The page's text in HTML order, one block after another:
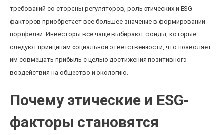
требований со стороны регуляторов, роль этических и ESG-
факторов приобретает все большее значение в формировании
портфелей. Инвесторы все чаще выбирают фонды, которые
следуют принципам социальной ответственности, что позволяет
им совмещать прибыль с целью достижения позитивного
воздействия на общество и экологию.
Почему этические и ESG-
факторы становятся